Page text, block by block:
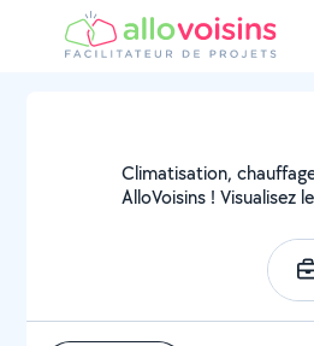
Climatisation,
AlloVoisins !